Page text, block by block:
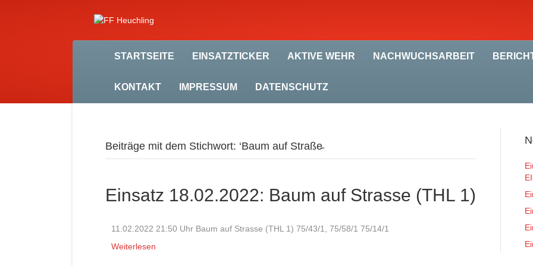
STARTSEITE EINSATZTICKER AKTIVE WEHR NACHWUCHSARBEIT
KONTAKT IMPRESSUM DATENSCHUTZ
Beiträge mit dem Stichwort: ‘Baum auf Straße̵
Einsatz 18.02.2022: Baum auf Strasse (THL 1)
11.02.2022 21:50 Uhr Baum auf Strasse (THL 1) 75/43/1, 75/58/1 75/14/1
Weiterlesen